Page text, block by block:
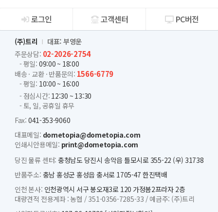
회사소개
로그인 고객센터 PC버전
(주)트리
대표: 부영운
주문상담: 02-2026-2754
- 평일: 09:00 ~ 18:00
배송 · 교환 · 반품문의: 1566-6779
- 평일: 10:00 ~ 16:00
- 점심시간: 12:30 ~ 13:30
- 토, 일, 공휴일 휴무
Fax: 041-353-9060
대표메일: dometopia@dometopia.com
인쇄시안용메일: print@dometopia.com
당진 물류 센터: 충청남도 당진시 송악읍 틀모시로 355-22 (우) 31738
반품주소: 충남 홍성군 홍성읍 충서로 1705-47 한진택배
인천 본사: 인천광역시 서구 봉오재3로 120 가정봄2프라자 2층
대량견적 전용계좌 :농협 / 351-0356-7285-33 / 예금주: (주)트리